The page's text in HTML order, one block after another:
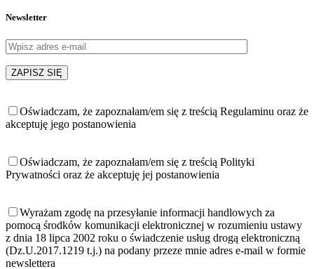
Newsletter
Oświadczam, że zapoznałam/em się z treścią Regulaminu oraz że
akceptuję jego postanowienia
Oświadczam, że zapoznałam/em się z treścią Polityki
Prywatności oraz że akceptuję jej postanowienia
Wyrażam zgodę na przesyłanie informacji handlowych za
pomocą środków komunikacji elektronicznej w rozumieniu ustawy
z dnia 18 lipca 2002 roku o świadczenie usług drogą elektroniczną
(Dz.U.2017.1219 t.j.) na podany przeze mnie adres e-mail w formie
newslettera